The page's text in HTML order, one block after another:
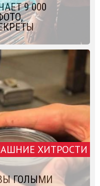
9 000
ХИТРОСТИ
ГОЛЫМИ